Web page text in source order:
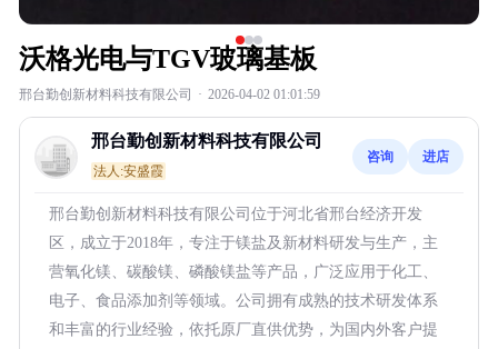
沃格光电与TGV玻璃基板
邢台勤创新材料科技有限公司 · 2026-04-02 01:01:59
邢台勤创新材料科技有限公司
法人:安盛霞
咨询 进店
邢台勤创新材料科技有限公司位于河北省邢台经济开发
区，成立于2018年，专注于镁盐及新材料研发与生产，主
营氧化镁、碳酸镁、磷酸镁盐等产品，广泛应用于化工、
电子、食品添加剂等领域。公司拥有成熟的技术研发体系
和丰富的行业经验，依托原厂直供优势，为国内外客户提